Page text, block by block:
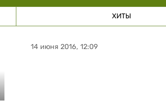
ХИТЫ
14 июня 2016, 12:09